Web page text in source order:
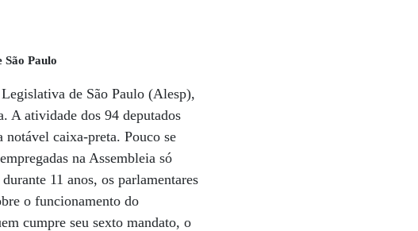
São Paulo
de São Paulo (Alesp),
A atividade dos 94 deputados
caixa-preta. Pouco se
na Assembleia só
11 anos, os parlamentares
o funcionamento do
cumpre seu sexto mandato, o